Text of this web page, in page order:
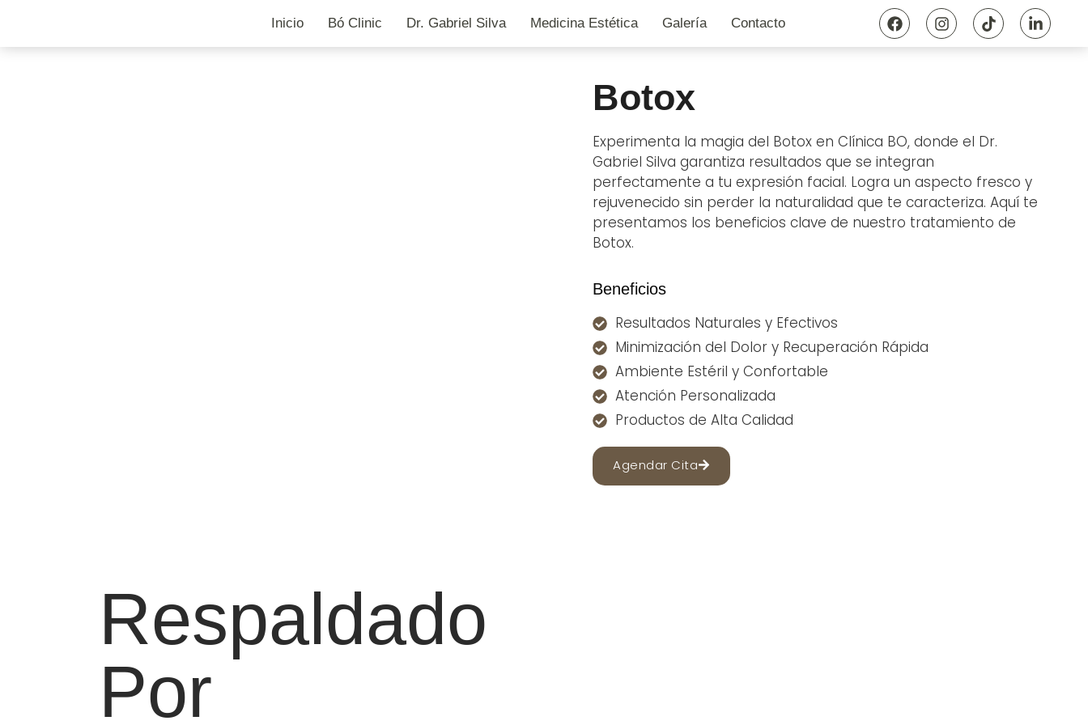
Inicio Bó Clinic Dr. Gabriel Silva Medicina Estética Galería Contacto
Botox
Experimenta la magia del Botox en Clínica BO, donde el Dr.
Gabriel Silva garantiza resultados que se integran
perfectamente a tu expresión facial. Logra un aspecto fresco y
rejuvenecido sin perder la naturalidad que te caracteriza. Aquí te
presentamos los beneficios clave de nuestro tratamiento de
Botox.
Beneficios
Resultados Naturales y Efectivos
Minimización del Dolor y Recuperación Rápida
Ambiente Estéril y Confortable
Atención Personalizada
Productos de Alta Calidad
Agendar Cita
Respaldado
Por